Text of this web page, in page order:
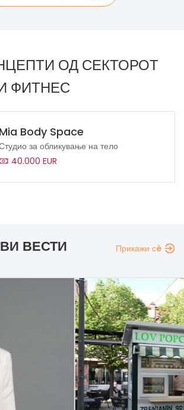
ОД СЕКТОРОТ
ФИТНЕС
Mia Body Space
за обликување на тело
40.000 EUR
ВЕСТИ Прикажи сè